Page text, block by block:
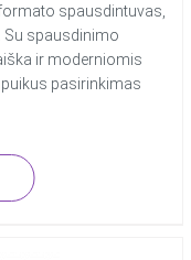
spausdintuvas,
spausdinimo
ir moderniomis
pasirinkimas